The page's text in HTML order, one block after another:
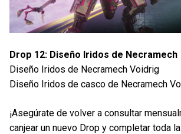
Drop 12: Diseño Iridos de Necramech
Diseño Iridos de Necramech Voidrig
Diseño Iridos de casco de Necramech
¡Asegúrate de volver a consultar
canjear un nuevo Drop y completar toda